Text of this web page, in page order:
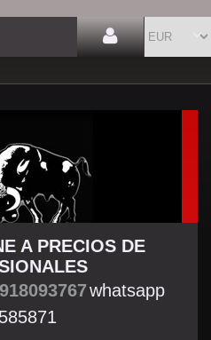
TUNING
A PRECIOS DE
whatsapp